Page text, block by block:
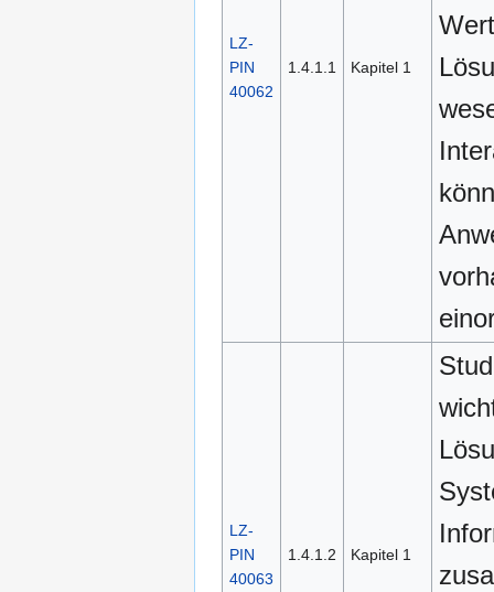
LZ-
PIN
40062
1.4.1.1 Kapitel 1
LZ-
PIN
40063
1.4.1.2 Kapitel 1